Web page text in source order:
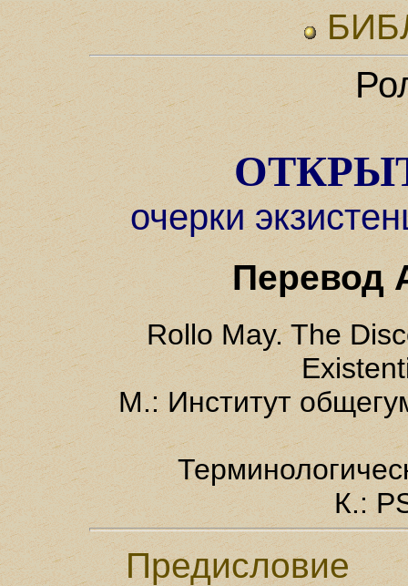
очерки
Перевод
Rollo May. The
М.: Институт
К.:
Предисловие